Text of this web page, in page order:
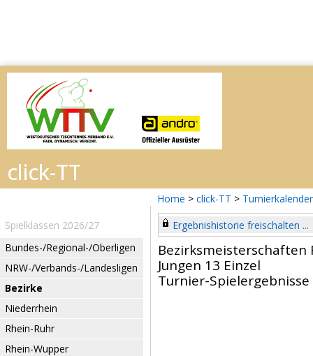
Home > click-TT > Turnierkalender
Spielklassen 2026/27
Bundes-/Regional-/Oberligen
NRW-/Verbands-/Landesligen
Bezirke
Niederrhein
Rhein-Ruhr
Rhein-Wupper
Ergebnishistorie freischalten ...
Bezirksmeisterschaften
Jungen 13 Einzel
Turnier-Spielergebnisse